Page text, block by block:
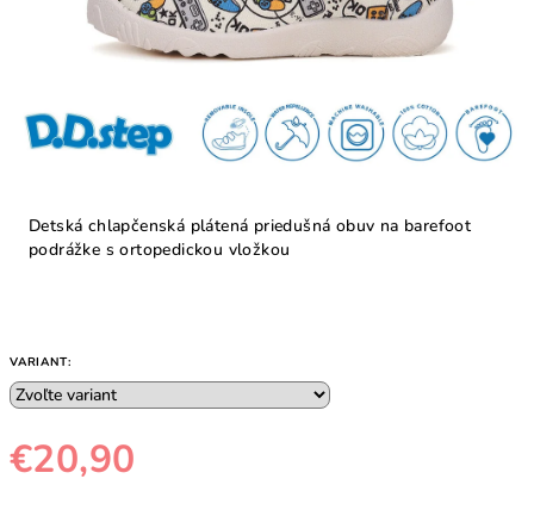
Detská chlapčenská plátená priedušná obuv na barefoot
podrážke s ortopedickou vložkou
VARIANT:
€20,90